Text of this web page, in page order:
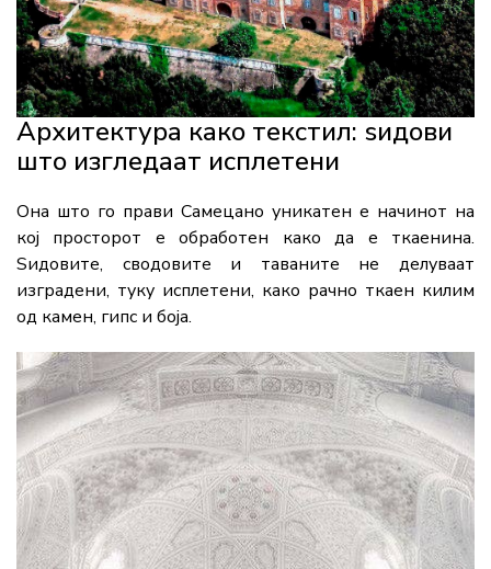
Архитектура како текстил: ѕидови
што изгледаат исплетени
Она што го прави Самецано уникатен е начинот на
кој просторот е обработен како да е ткаенина.
Ѕидовите, сводовите и таваните не делуваат
изградени, туку исплетени, како рачно ткаен килим
од камен, гипс и боја.